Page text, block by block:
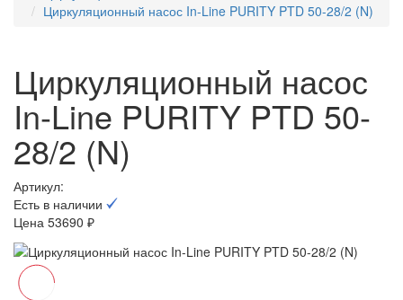
Циркуляционный насос In-Line PURITY PTD 50-28/2 (N)
Циркуляционный насос
In-Line PURITY PTD 50-
28/2 (N)
Артикул:
Есть в наличии
Цена 53690 ₽